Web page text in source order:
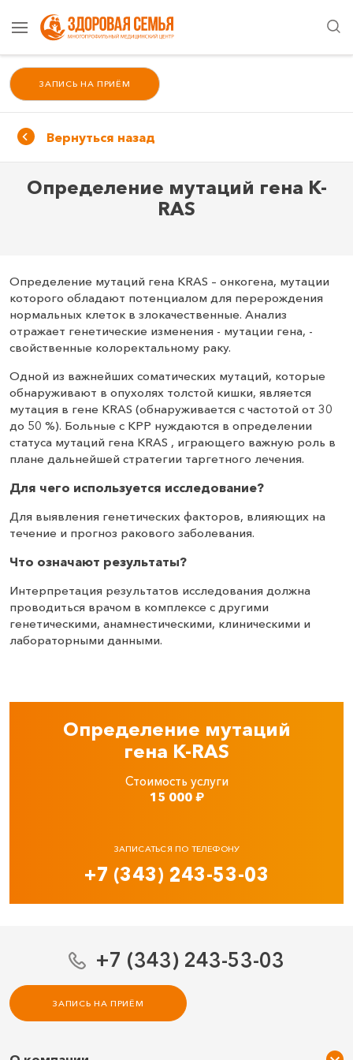
ЗАПИСЬ НА ПРИЁМ
Вернуться назад
Определение мутаций гена K-
RAS
Определение мутаций гена KRAS – онкогена, мутации
которого обладают потенциалом для перерождения
нормальных клеток в злокачественные. Анализ
отражает генетические изменения - мутации гена, -
свойственные колоректальному раку.
Одной из важнейших соматических мутаций, которые
обнаруживают в опухолях толстой кишки, является
мутация в гене KRAS (обнаруживается с частотой от 30
до 50 %). Больные с КРР нуждаются в определении
статуса мутаций гена KRAS , играющего важную роль в
плане дальнейшей стратегии таргетного лечения.
Для чего используется исследование?
Для выявления генетических факторов, влияющих на
течение и прогноз ракового заболевания.
Что означают результаты?
Интерпретация результатов исследования должна
проводиться врачом в комплексе с другими
генетическими, анамнестическими, клиническими и
лабораторными данными.
Определение мутаций
гена K-RAS
Стоимость услуги
15 000₽
ЗАПИСАТЬСЯ ПО ТЕЛЕФОНУ
+7 (343) 243-53-03
+7 (343) 243-53-03
ЗАПИСЬ НА ПРИЁМ